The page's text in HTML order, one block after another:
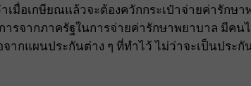
เมื่อเกษียณแล้วจะต้องควักกระเป๋าจ่ายค่ารักษา
รจากภาครัฐในการจ่ายค่ารักษาพยาบาล มีคน
ากแผนประกันต่าง ๆ ที่ทำไว้ ไม่ว่าจะเป็นประ